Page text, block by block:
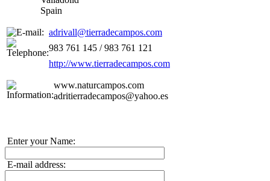
Spain
adrivall@tierradecampos.com
983 761 145 / 983 761 121
http://www.tierradecampos.com
www.naturcampos.com
adritierradecampos@yahoo.es
Enter your Name:
E-mail address: